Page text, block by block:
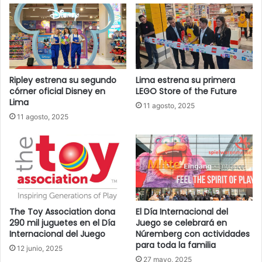
o
r
r
e
o
e
l
e
c
t
Ripley estrena su segundo
córner oficial Disney en
Lima
11 agosto, 2025
Lima estrena su primera
LEGO Store of the Future
11 agosto, 2025
The Toy Association dona
290 mil juguetes en el Día
Internacional del Juego
12 junio, 2025
El Día Internacional del
Juego se celebrará en
Núremberg con actividades
para toda la familia
27 mayo, 2025